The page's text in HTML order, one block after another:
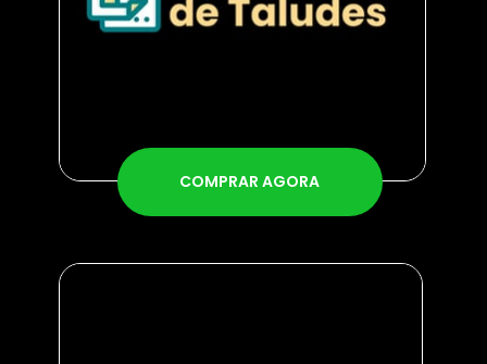
COMPRAR AGORA